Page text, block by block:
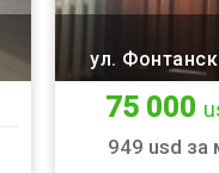
ул.
75 000
949 usd за